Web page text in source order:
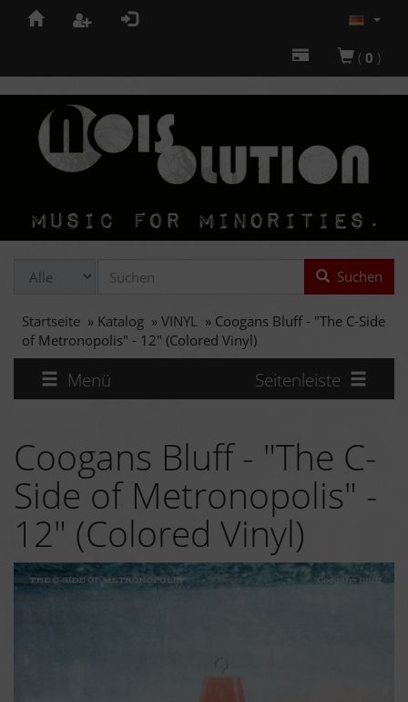
( 0 )
Suchen
Startseite » Katalog » VINYL » Coogans Bluff - "The C-Side
of Metronopolis" - 12" (Colored Vinyl)
Menü Seitenleiste
Coogans Bluff - "The C-
Side of Metronopolis" -
12" (Colored Vinyl)